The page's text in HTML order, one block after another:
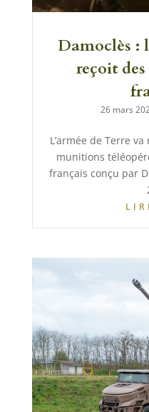
Damoclès :
reçoit
26 mars
L’armée de Terre
munitions
français conçu par